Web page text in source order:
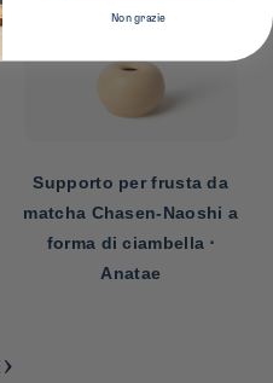
Supporto per frusta da
matcha Chasen-Naoshi a
forma di ciambella ⋅
Anatae
›
Non grazie